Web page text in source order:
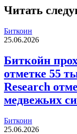
Читать
Биткоин
25.06.2026
Биткойн
отметке 55
Research
медвежьих
Биткоин
25.06.2026